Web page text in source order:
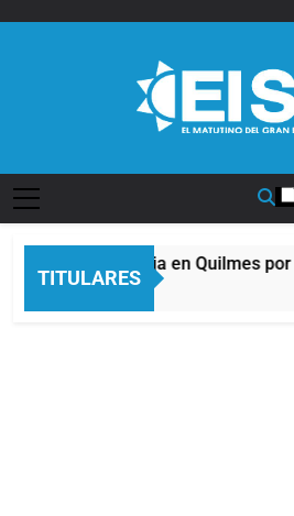
TITULARES
Alerta naranja en Quilmes
10 Horas Atrás